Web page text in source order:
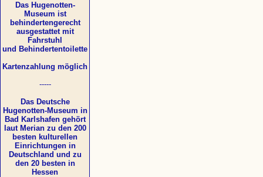
Das Hugenotten-
Museum ist
behindertengerecht
ausgestattet mit
Fahrstuhl
und Behindertentoilette
Kartenzahlung möglich
-----
Das Deutsche
Hugenotten-Museum in
Bad Karlshafen gehört
laut Merian zu den 200
besten kulturellen
Einrichtungen in
Deutschland und zu
den 20 besten in
Hessen